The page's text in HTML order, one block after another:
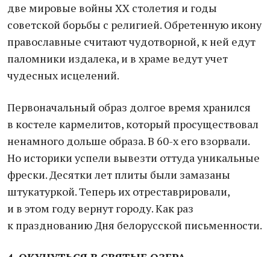
две мировые войны ХХ столетия и годы
советской борьбы с религией. Обретенную икону
православные считают чудотворной, к ней едут
паломники издалека, и в храме ведут учет
чудесных исцелений.
Первоначальный образ долгое время хранился
в костеле кармелитов, который просуществовал
ненамного дольше образа. В 60-х его взорвали.
Но историки успели вывезти оттуда уникальные
фрески. Десятки лет плиты были замазаны
штукатуркой. Теперь их отреставрировали,
и в этом году вернут городу. Как раз
к празднованию Дня белорусской письменности.